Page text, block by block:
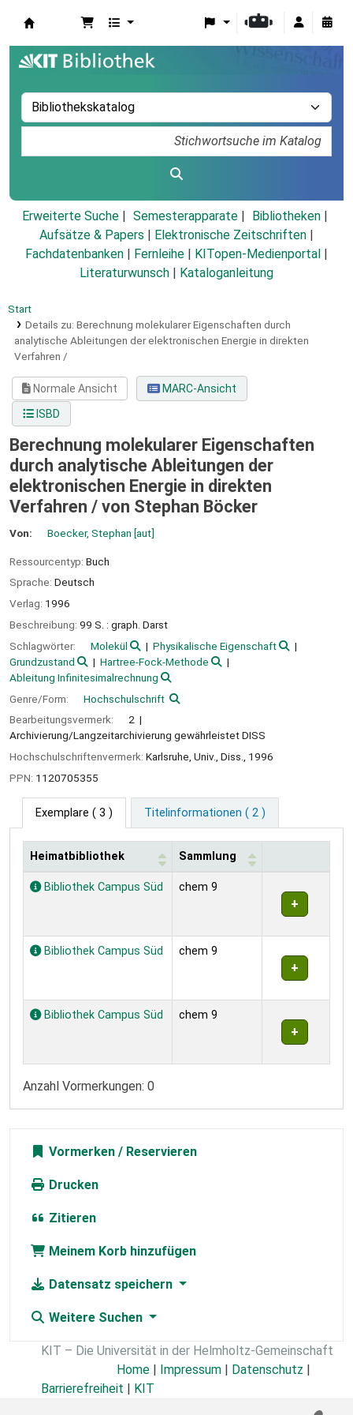
Erweiterte Suche Semesterapparate
Bibliotheken
Aufsätze & Papers
Elektronische Zeitschriften
Fachdatenbanken
Fernleihe KITopen-Medienportal
Literaturwunsch
Kataloganleitung
Start
Details zu: Berechnung molekularer Eigenschaften durch
analytische Ableitungen der elektronischen Energie in direkten
Verfahren /
Normale Ansicht
MARC-Ansicht
ISBD
Berechnung molekularer Eigenschaften
durch analytische Ableitungen der
elektronischen Energie in direkten
Verfahren / von Stephan Böcker
Von: Boecker, Stephan [aut]
Ressourcentyp: Buch
Sprache: Deutsch
Verlag: 1996
Beschreibung: 99 S. : graph. Darst
Schlagwörter:
Molekül
Physikalische Eigenschaft
Grundzustand
Hartree-Fock-Methode
Ableitung Infinitesimalrechnung
Genre/Form:
Hochschulschrift
Bearbeitungsvermerk:
2
Archivierung/Langzeitarchivierung gewährleistet DISS
Hochschulschriftenvermerk: Karlsruhe, Univ., Diss., 1996
PPN: 1120705355
Exemplare ( 3 ) Titelinformationen ( 2 )
Exemplare
Heimatbibliothek Sammlung
Bibliothek Campus Süd chem 9
Bibliothek Campus Süd chem 9
Bibliothek Campus Süd chem 9
Anzahl Vormerkungen: 0
Vormerken
Drucken
Zitieren
Meinem Korb hinzufügen
Datensatz speichern
Weitere Suchen
KIT – Die Universität in der Helmholtz-Gemeinschaft
Home | Impressum | Datenschutz |
Barrierefreiheit | KIT